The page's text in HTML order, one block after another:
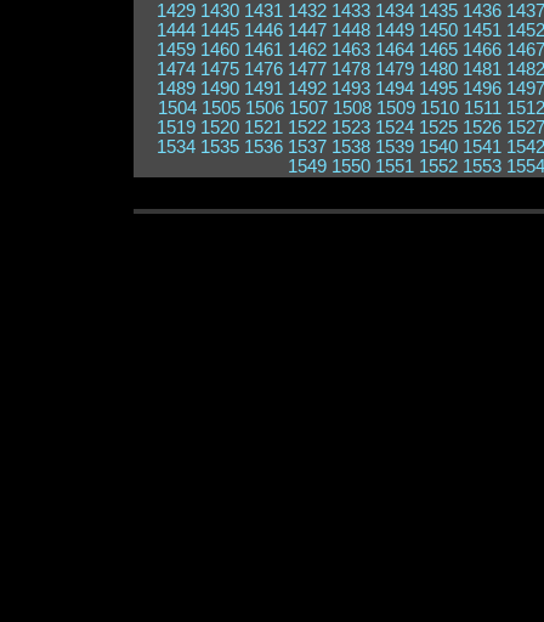
1429 1430 1431 1432 1433 1434 1435 1436 1437
1444 1445 1446 1447 1448 1449 1450 1451 1452
1459 1460 1461 1462 1463 1464 1465 1466 1467
1474 1475 1476 1477 1478 1479 1480 1481 1482
1489 1490 1491 1492 1493 1494 1495 1496 1497
1504 1505 1506 1507 1508 1509 1510 1511 1512
1519 1520 1521 1522 1523 1524 1525 1526 1527
1534 1535 1536 1537 1538 1539 1540 1541 1542
1549 1550 1551 1552 1553 1554